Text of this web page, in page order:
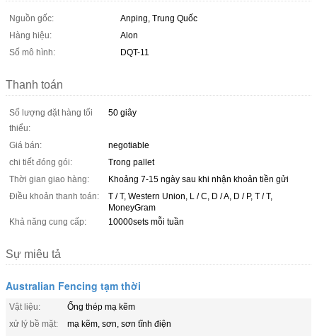
Nguồn gốc:
Anping, Trung Quốc
Hàng hiệu:
Alon
Số mô hình:
DQT-11
Thanh toán
Số lượng đặt hàng tối
thiểu:
50 giây
Giá bán:
negotiable
chi tiết đóng gói:
Trong pallet
Thời gian giao hàng:
Khoảng 7-15 ngày sau khi nhận khoản tiền gửi
Điều khoản thanh toán:
T / T, Western Union, L / C, D / A, D / P, T / T,
MoneyGram
Khả năng cung cấp:
10000sets mỗi tuần
Sự miêu tả
Australian Fencing tạm thời
Vật liệu:
Ống thép mạ kẽm
xử lý bề mặt:
mạ kẽm, sơn, sơn tĩnh điện